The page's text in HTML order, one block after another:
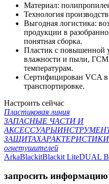
Материал:
Технология
Выгодная логистика:
продукции в
понятная сборка.
Пластик с повышенной
влажности и пыли,
температурам.
Сертифицирован VCA в
транспортировке.
Настроить сейчас
Пластиковая линия
ЗАПАСНЫЕ ЧАСТИ И
АКСЕССУАРЫ
ЗАЩИТА
огнетушителей
ArkaBlackitBlackit LiteDUAL
запросить информацию